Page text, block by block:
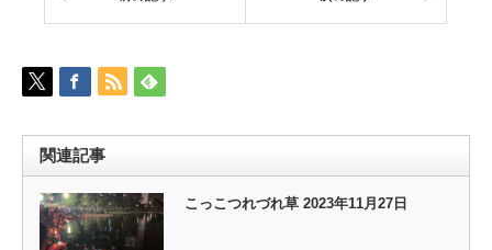
関連記事
こっこつれづれ草 2023年11月27日